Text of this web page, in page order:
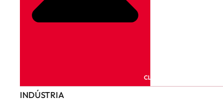
CLOSE PRODUTOS
INDÚSTRIA